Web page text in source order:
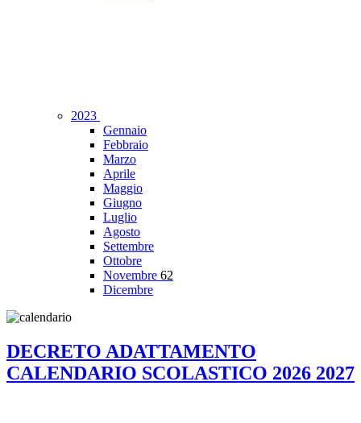
2023
Gennaio
Febbraio
Marzo
Aprile
Maggio
Giugno
Luglio
Agosto
Settembre
Ottobre
Novembre 62
Dicembre
DECRETO ADATTAMENTO
CALENDARIO SCOLASTICO 2026 2027